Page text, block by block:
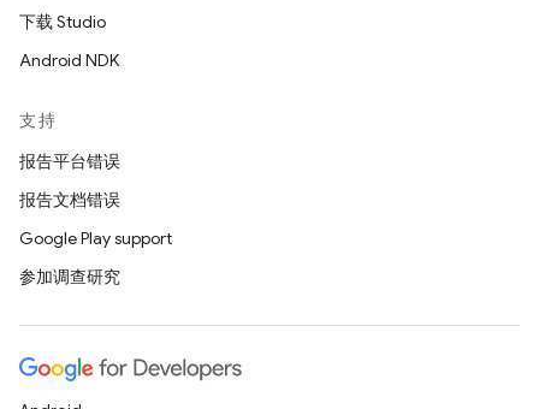
下载 Studio
Android NDK
支持
报告平台错误
报告文档错误
Google Play support
参加调查研究